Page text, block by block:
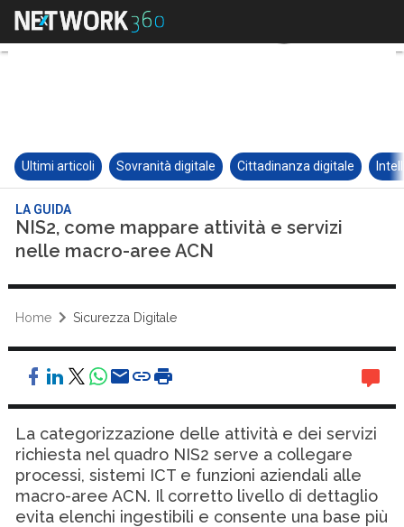
Ultimi articoli Sovranità digitale Cittadinanza digitale
LA GUIDA
NIS2, come mappare attività e servizi
nelle macro-aree ACN
Home Sicurezza Digitale
La categorizzazione delle attività e dei servizi
richiesta nel quadro NIS2 serve a collegare
processi, sistemi ICT e funzioni aziendali alle
macro-aree ACN. Il corretto livello di dettaglio
evita elenchi ingestibili e consente una base più